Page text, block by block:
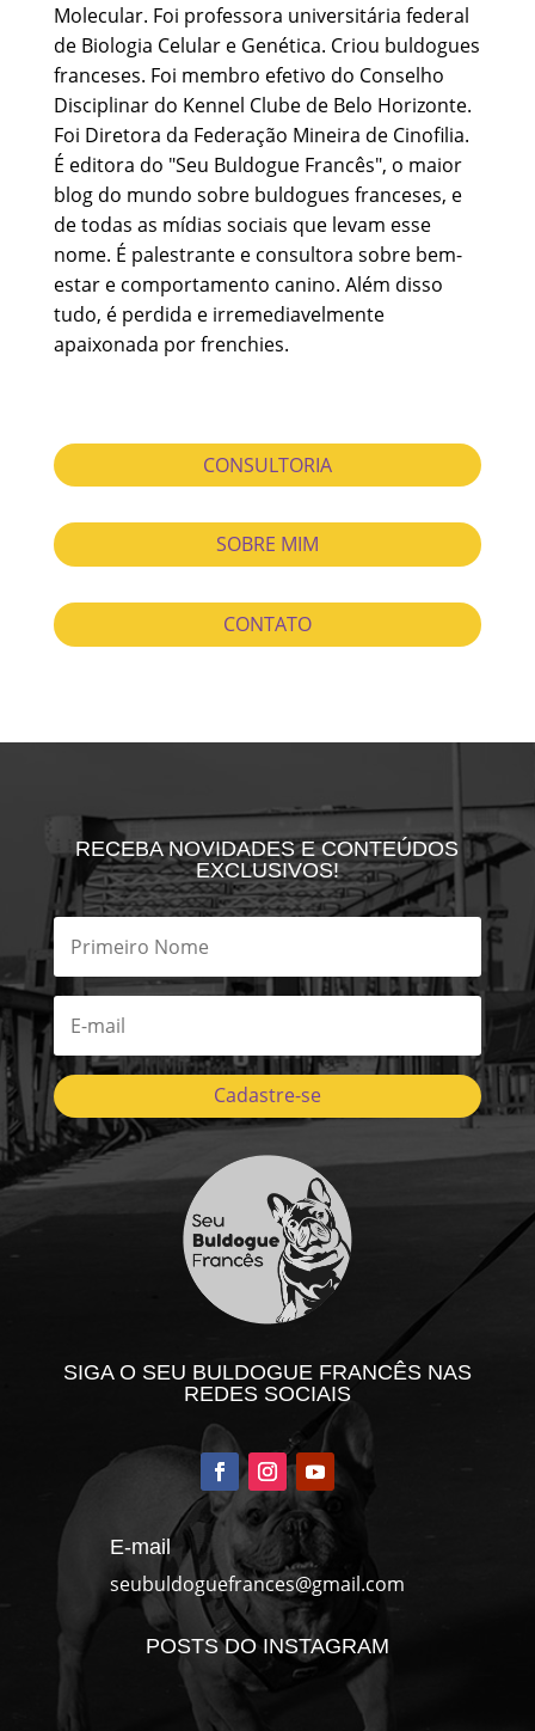
Molecular. Foi professora universitária federal
de Biologia Celular e Genética. Criou buldogues
franceses. Foi membro efetivo do Conselho
Disciplinar do Kennel Clube de Belo Horizonte.
Foi Diretora da Federação Mineira de Cinofilia.
É editora do "Seu Buldogue Francês", o maior
blog do mundo sobre buldogues franceses, e
de todas as mídias sociais que levam esse
nome. É palestrante e consultora sobre bem-
estar e comportamento canino. Além disso
tudo, é perdida e irremediavelmente
apaixonada por frenchies.
CONSULTORIA
SOBRE MIM
CONTATO
RECEBA NOVIDADES E CONTEÚDOS
EXCLUSIVOS!
Cadastre-se
SIGA O SEU BULDOGUE FRANCÊS NAS
REDES SOCIAIS
E-mail
seubuldoguefrances@gmail.com
POSTS DO INSTAGRAM